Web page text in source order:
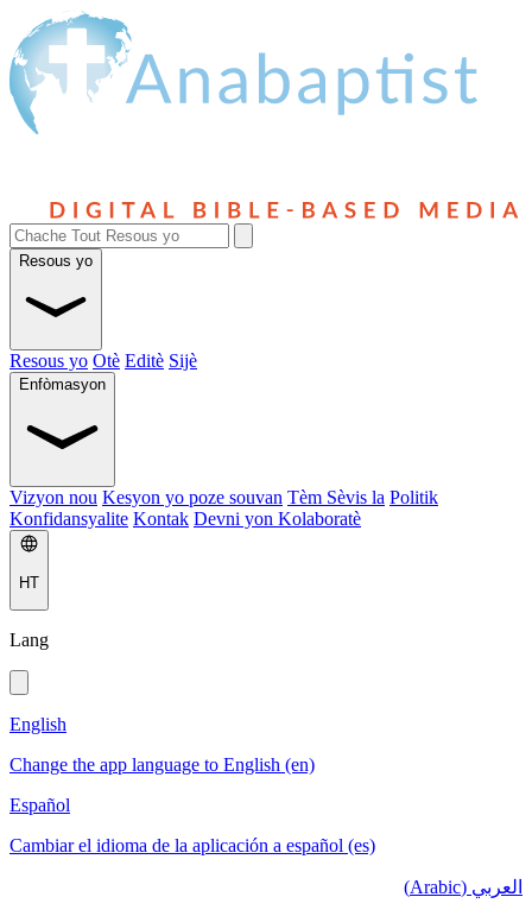
Resous yo
Resous yo Otè Editè Sijè
Enfòmasyon
Vizyon nou Kesyon yo poze souvan Tèm Sèvis la Politik
Konfidansyalite Kontak Devni yon Kolaboratè
HT
Lang
English
Change the app language to English (en)
Español
Cambiar el idioma de la aplicación a español (es)
العربي (Arabic)